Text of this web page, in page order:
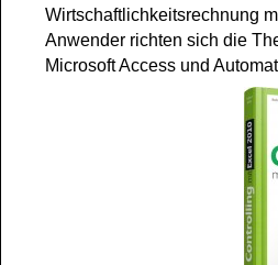
Wirtschaftlichkeitsrechnung
Anwender richten sich die
Microsoft Access und